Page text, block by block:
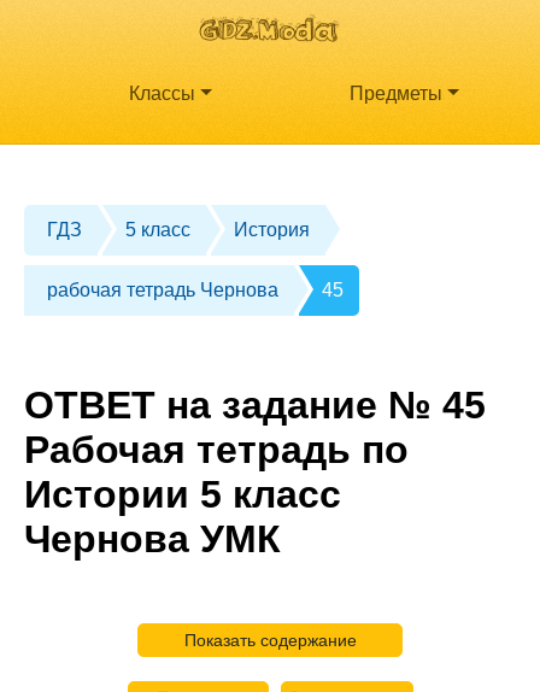
Классы Предметы
ГДЗ 5 класс История
рабочая тетрадь Чернова 45
ОТВЕТ на задание № 45
Рабочая тетрадь по
Истории 5 класс
Чернова УМК
Показать содержание